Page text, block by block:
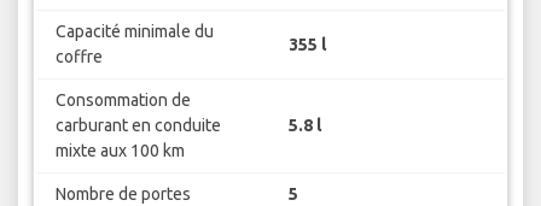
Capacité minimale du
coffre
355 l
Consommation de
carburant en conduite
mixte aux 100 km
5.8 l
Nombre de portes 5